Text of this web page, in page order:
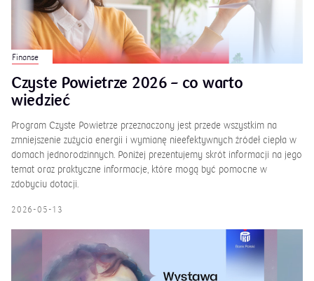
Finanse
Czyste Powietrze 2026 – co warto
wiedzieć
Program Czyste Powietrze przeznaczony jest przede wszystkim na
zmniejszenie zużycia energii i wymianę nieefektywnych źródeł ciepła w
domach jednorodzinnych. Poniżej prezentujemy skrót informacji na jego
temat oraz praktyczne informacje, które mogą być pomocne w
zdobyciu dotacji.
2026-05-13